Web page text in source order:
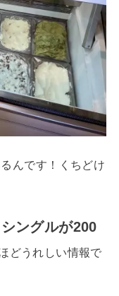
んです！くちどけ
シングルが200
どうれしい情報で